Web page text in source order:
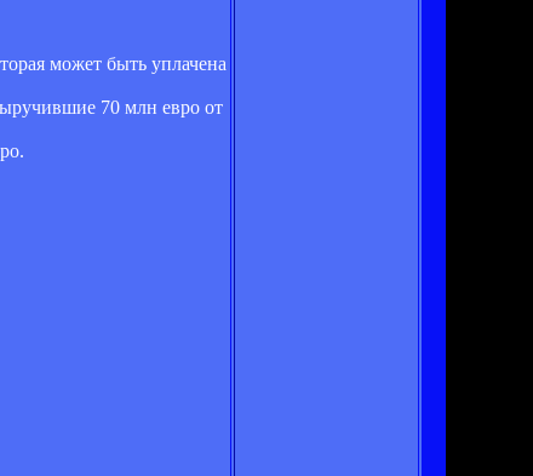
может быть уплачена
70 млн евро от